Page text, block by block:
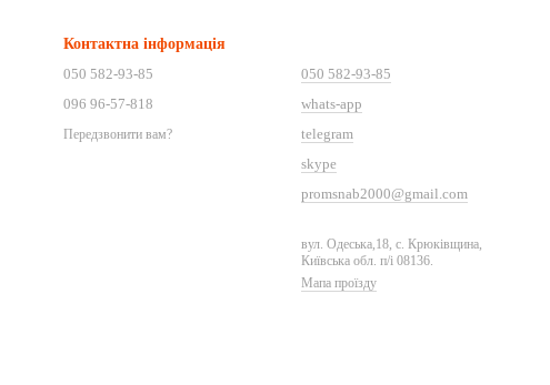
Контактна інформація
050 582-93-85
096 96-57-818
Передзвонити вам?
050 582-93-85
whats-app
telegram
skype
promsnab2000@gmail.com
вул. Одеська,18, с. Крюківщина,
Київська обл. п/і 08136.
Мапа проїзду